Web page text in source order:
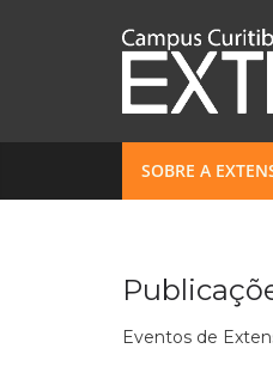
SOBRE A
Eventos de